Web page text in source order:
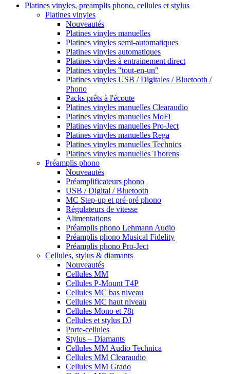
Platines vinyles, preamplis phono, cellules et stylus
Platines vinyles
Nouveautés
Platines vinyles manuelles
Platines vinyles semi-automatiques
Platines vinyles automatiques
Platines vinyles à entrainement direct
Platines vinyles "tout-en-un"
Platines vinyles USB / Digitales / Bluetooth /
Phono
Packs prêts à l'écoute
Platines vinyles manuelles Clearaudio
Platines vinyles manuelles MoFi
Platines vinyles manuelles Pro-Ject
Platines vinyles manuelles Rega
Platines vinyles manuelles Technics
Platines vinyles manuelles Thorens
Préamplis phono
Nouveautés
Préamplificateurs phono
USB / Digital / Bluetooth
MC Step-up et pré-pré phono
Régulateurs de vitesse
Alimentations
Préamplis phono Lehmann Audio
Préamplis phono Musical Fidelity
Préamplis phono Pro-Ject
Cellules, stylus & diamants
Nouveautés
Cellules MM
Cellules P-Mount T4P
Cellules MC bas niveau
Cellules MC haut niveau
Cellules Mono et 78t
Cellules et stylus DJ
Porte-cellules
Stylus – Diamants
Cellules MM Audio Technica
Cellules MM Clearaudio
Cellules MM Grado